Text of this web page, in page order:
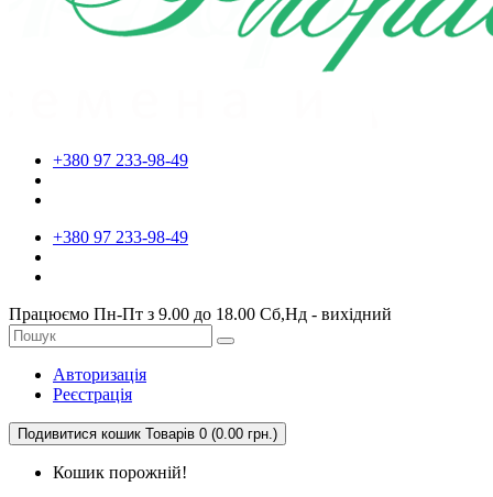
+380 97 233-98-49
+380 97 233-98-49
Працюємо Пн-Пт з 9.00 до 18.00 Сб,Нд - вихідний
Авторизація
Реєстрація
Подивитися кошик Товарів 0 (0.00 грн.)
Кошик порожній!